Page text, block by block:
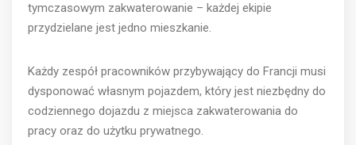
tymczasowym zakwaterowanie – każdej ekipie
przydzielane jest jedno mieszkanie.
Każdy zespół pracowników przybywający do Francji musi
dysponować własnym pojazdem, który jest niezbędny do
codziennego dojazdu z miejsca zakwaterowania do
pracy oraz do użytku prywatnego.